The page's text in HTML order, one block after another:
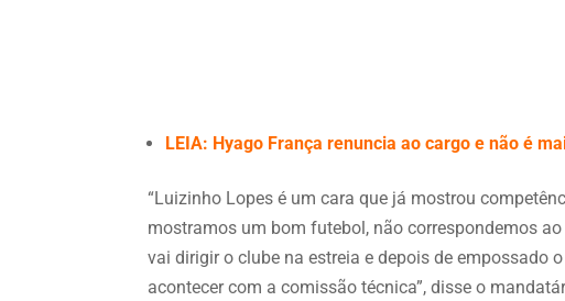
LEIA: Hyago França renuncia ao cargo e não é
“Luizinho Lopes é um cara que já mostrou
mostramos um bom futebol, não correspondemos
vai dirigir o clube na estreia e depois de empossado
acontecer com a comissão técnica”, disse o